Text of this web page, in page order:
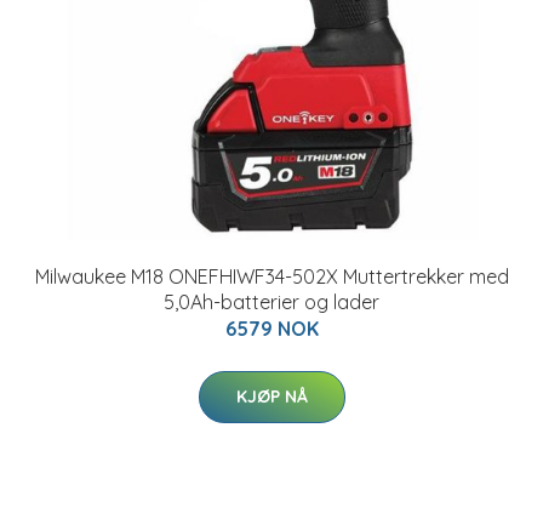
Milwaukee M18 ONEFHIWF34-502X Muttertrekker med
5,0Ah-batterier og lader
6579 NOK
KJØP NÅ